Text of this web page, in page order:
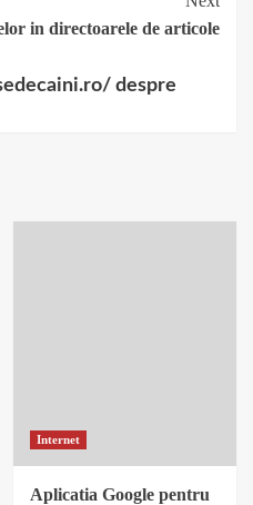
in directoarele de articole
despre
Internet
Aplicatia Google pentru